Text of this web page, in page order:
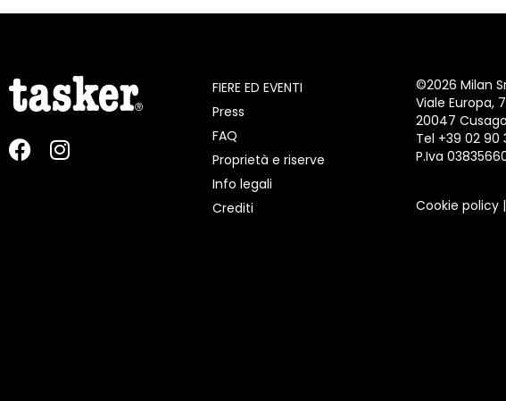
FIERE ED EVENTI
Press
FAQ
Proprietà e riserve
Info legali
Crediti
©2026 Milan
Viale Europa,
20047
Tel +39 02 90
P.Iva
Cookie policy |